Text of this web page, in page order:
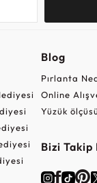
Blog
Pırlanta
Online
Yüzük ölçüsü
Bizi Takip